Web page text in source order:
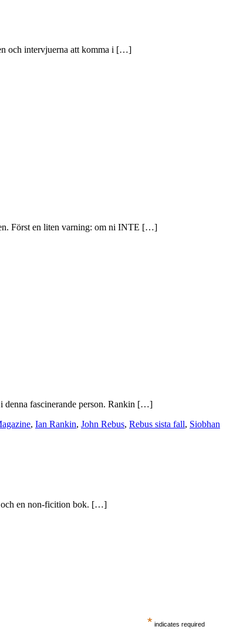
och intervjuerna att komma i […]
Först en liten varning: om ni INTE […]
denna fascinerande person. Rankin […]
, Ian Rankin, John Rebus, Rebus sista fall, Siobhan
och en non-ficition bok. […]
* indicates required